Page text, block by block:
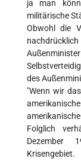
ja man
militärische
Obwohl die
des
"Wenn wir
Folglich
Dezember
Krisengebiet.